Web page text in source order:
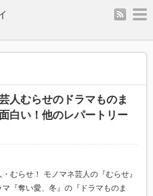
rss
人むらせのドラマものま
白い！他のレパートリー
むらせ！ モノマネ芸人の『むらせ』
『奪い愛、冬』の『ドラマものま